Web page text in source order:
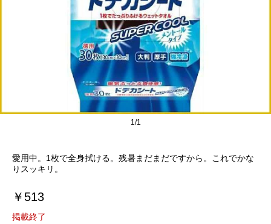
1/1
愛用中。1枚で全身拭ける。残暑まだまだですから。これでかな
りスッキリ。
￥513
掲載終了